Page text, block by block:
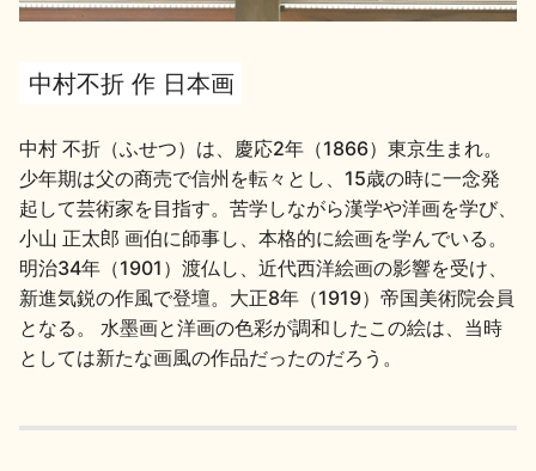
地酒川柳 地酒小説
中村不折 作 日本画
中村 不折（ふせつ）は、慶応2年（1866）東京生まれ。
少年期は父の商売で信州を転々とし、15歳の時に一念発
起して芸術家を目指す。苦学しながら漢学や洋画を学び、
小山 正太郎 画伯に師事し、本格的に絵画を学んでいる。
明治34年（1901）渡仏し、近代西洋絵画の影響を受け、
新進気鋭の作風で登壇。大正8年（1919）帝国美術院会員
となる。 水墨画と洋画の色彩が調和したこの絵は、当時
としては新たな画風の作品だったのだろう。